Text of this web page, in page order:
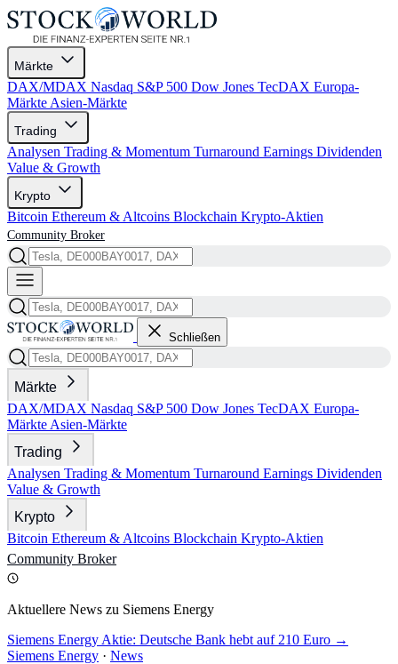
Märkte
DAX/MDAX Nasdaq S&P 500 Dow Jones TecDAX Europa-
Märkte Asien-Märkte
Trading
Analysen Trading & Momentum Turnaround Earnings Dividenden
Value & Growth
Krypto
Bitcoin Ethereum & Altcoins Blockchain Krypto-Aktien
Community Broker
Schließen
Märkte
DAX/MDAX Nasdaq S&P 500 Dow Jones TecDAX Europa-
Märkte Asien-Märkte
Trading
Analysen Trading & Momentum Turnaround Earnings Dividenden
Value & Growth
Krypto
Bitcoin Ethereum & Altcoins Blockchain Krypto-Aktien
Community Broker
Aktuellere News zu Siemens Energy
Siemens Energy Aktie: Deutsche Bank hebt auf 210 Euro →
Siemens Energy · News